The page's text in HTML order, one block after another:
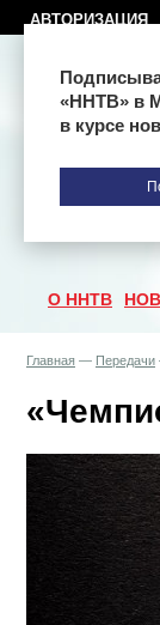
АВТОРИЗАЦИЯ
О ННТВ
Главная — Передачи
«ННТВ» в
в курсе